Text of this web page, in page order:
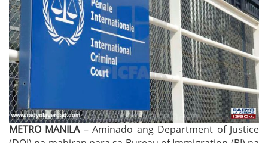
METRO MANILA – Aminado ang Department of Justice